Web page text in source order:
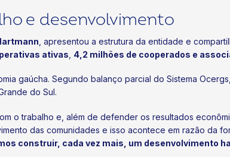
e desenvolvimento
, apresentou a estrutura da entidade e
ativas 4,2 milhões de cooperados e
gaúcha. Segundo balanço parcial do Sistema Ocergs,
do Sul.
o trabalho e, além de defender os resultados
das comunidades e isso acontece em razão da
construir, cada vez mais, um desenvolvimento